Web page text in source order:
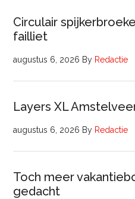
Circulair
failliet
augustus 6, 2026 By Redactie
Layers XL
augustus 6, 2026 By Redactie
Toch meer
gedacht